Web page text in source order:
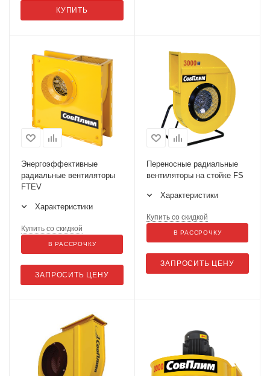
КУПИТЬ
Энергоэффективные
радиальные вентиляторы
FTEV
Характеристики
ЗАПРОСИТЬ ЦЕНУ
Купить со скидкой
В РАССРОЧКУ
Переносные радиальные
вентиляторы на стойке FS
Характеристики
ЗАПРОСИТЬ ЦЕНУ
Купить со скидкой
В РАССРОЧКУ